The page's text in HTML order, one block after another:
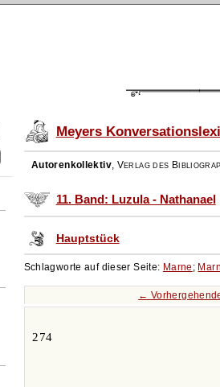
Meyers
Autorenkollektiv, Verlag des
11. Band: Luzula - Nathanael
Hauptstück
Schlagworte auf dieser Seite: Marne ;
←
274